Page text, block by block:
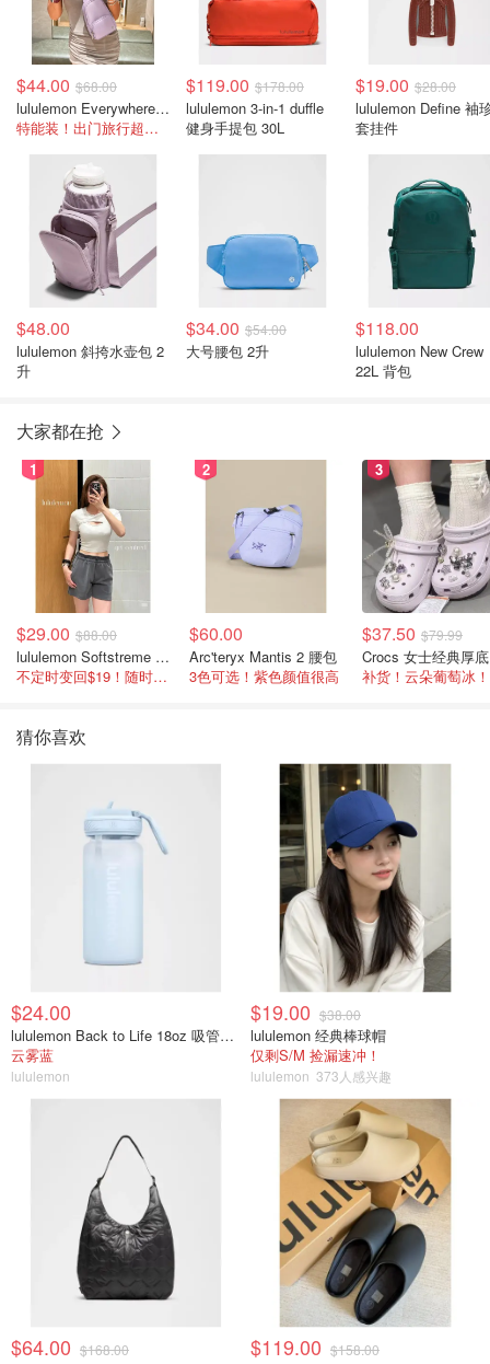
$44.00 $68.00
lululemon Everywhere 斜挎包 2L
特能装！出门旅行超实用
$119.00 $178.00
lululemon 3-in-1 duffle
健身手提包 30L
$19.00 $28.00
lululemon Define 袖
套挂件
$48.00
lululemon 斜挎水壶包 2
升
$34.00 $54.00
大号腰包 2升
$118.00
lululemon New Crew
22L 背包
大家都在抢
1
$29.00 $88.00
lululemon Softstreme 女士高腰短裤 10cm
不定时变回$19！随时点进来看
2
$60.00
Arc'teryx Mantis 2 腰包
3色可选！紫色颜值很高
3
$37.50 $79.99
补货！云朵葡萄冰！
猜你喜欢
$24.00
lululemon Back to Life 18oz 吸管透明水瓶
云雾蓝
lululemon
$19.00 $38.00
lululemon 经典棒球帽
仅剩S/M 捡漏速冲！
lululemon 373人感兴趣
$64.00 $168.00 $119.00 $158.00